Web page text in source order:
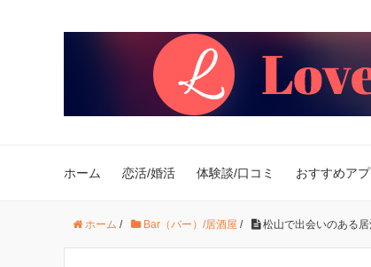
ホーム 恋活/婚活 体験談/口コミ おすすめアプ
ホーム / Bar（バー）/居酒屋 / 松山で出会いのある